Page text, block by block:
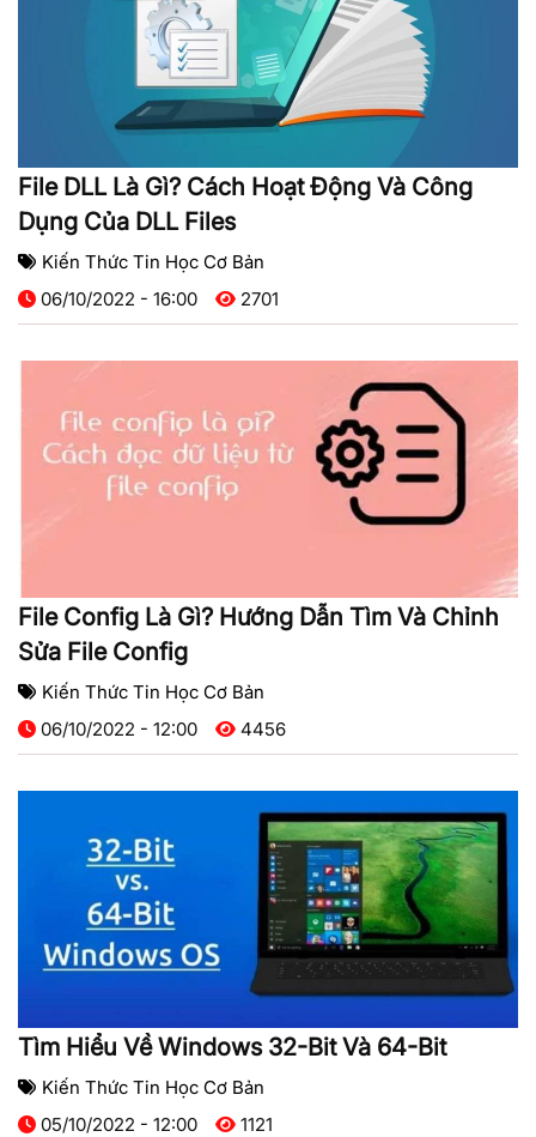
File DLL Là Gì? Cách Hoạt Động Và Công
Dụng Của DLL Files
Kiến Thức Tin Học Cơ Bản
06/10/2022 - 16:00
2701
File Config Là Gì? Hướng Dẫn Tìm Và Chỉnh
Sửa File Config
Kiến Thức Tin Học Cơ Bản
06/10/2022 - 12:00
4456
Tìm Hiểu Về Windows 32-Bit Và 64-Bit
Kiến Thức Tin Học Cơ Bản
05/10/2022 - 12:00
1121